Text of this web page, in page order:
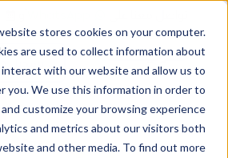
stores cookies on your computer.
are used to collect information about
with our website and allow us to
you. We use this information in order to
customize your browsing experience
and metrics about our visitors both
and other media. To find out more
مزيد»مدونة مزيد »محاسبة»
عن محاسبة المقاولات وأهميتها